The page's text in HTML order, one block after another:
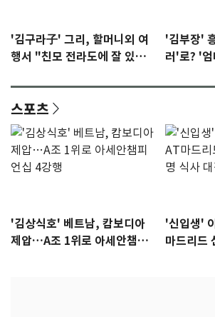
'김구라子' 그리, 할머니외 여
행서 "친모 전라도에 잘 있
'김부장'
러'로? '
스포츠
'김상식호' 베트남, 캄보디아
제압…A조 1위로 아세안챔피
'신입생'
마드리드